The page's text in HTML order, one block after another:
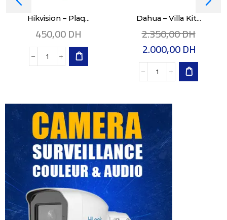
Hikvision – Plaq...
450,00DH
Dahua – Villa Kit...
2.350,00DH
2.000,00DH